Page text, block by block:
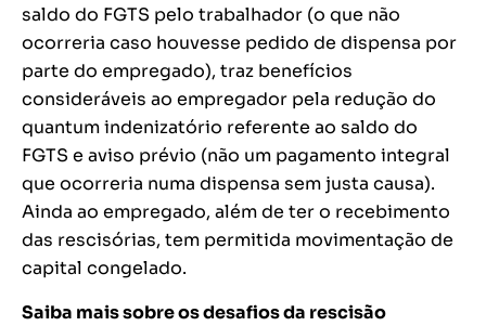
saldo do FGTS pelo trabalhador (o que não
ocorreria caso houvesse pedido de dispensa por
parte do empregado), traz benefícios
consideráveis ao empregador pela redução do
quantum indenizatório referente ao saldo do
FGTS e aviso prévio (não um pagamento integral
que ocorreria numa dispensa sem justa causa).
Ainda ao empregado, além de ter o recebimento
das rescisórias, tem permitida movimentação de
capital congelado.
Saiba mais sobre os desafios da rescisão